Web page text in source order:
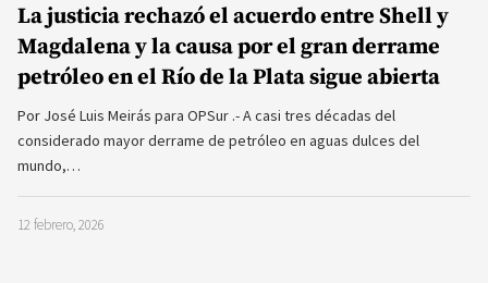
La justicia rechazó el acuerdo entre Shell y
Magdalena y la causa por el gran derrame
petróleo en el Río de la Plata sigue abierta
Por José Luis Meirás para OPSur .- A casi tres décadas del
considerado mayor derrame de petróleo en aguas dulces del
mundo,…
12 febrero, 2026